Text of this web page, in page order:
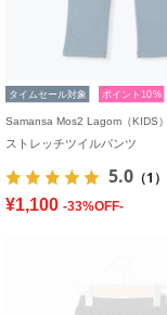
タイムセール対象 ポイント10%
Samansa Mos2 Lagom（KIDS）
ストレッチツイルパンツ
5.0 （1）
¥1,100 -33%OFF-